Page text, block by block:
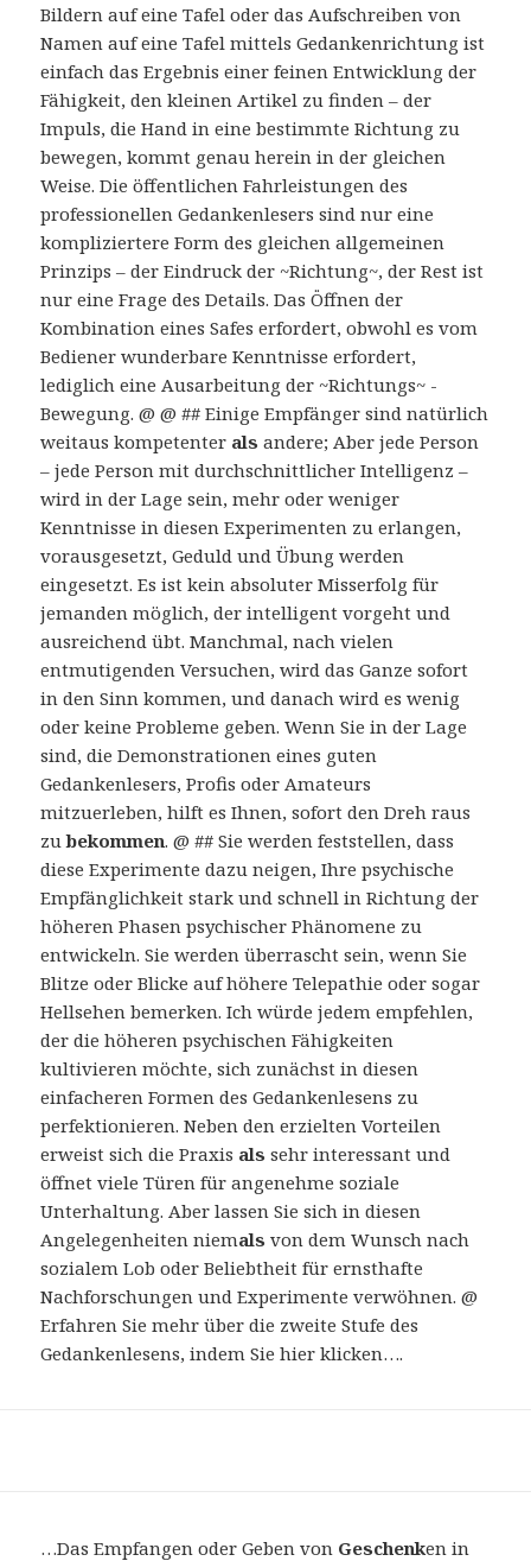
Bildern auf eine Tafel oder das Aufschreiben von
Namen auf eine Tafel mittels Gedankenrichtung ist
einfach das Ergebnis einer feinen Entwicklung der
Fähigkeit, den kleinen Artikel zu finden – der
Impuls, die Hand in eine bestimmte Richtung zu
bewegen, kommt genau herein in der gleichen
Weise. Die öffentlichen Fahrleistungen des
professionellen Gedankenlesers sind nur eine
kompliziertere Form des gleichen allgemeinen
Prinzips – der Eindruck der ~Richtung~, der Rest ist
nur eine Frage des Details. Das Öffnen der
Kombination eines Safes erfordert, obwohl es vom
Bediener wunderbare Kenntnisse erfordert,
lediglich eine Ausarbeitung der ~Richtungs~ -
Bewegung. @ @ ## Einige Empfänger sind natürlich
weitaus kompetenter als andere; Aber jede Person
– jede Person mit durchschnittlicher Intelligenz –
wird in der Lage sein, mehr oder weniger
Kenntnisse in diesen Experimenten zu erlangen,
vorausgesetzt, Geduld und Übung werden
eingesetzt. Es ist kein absoluter Misserfolg für
jemanden möglich, der intelligent vorgeht und
ausreichend übt. Manchmal, nach vielen
entmutigenden Versuchen, wird das Ganze sofort
in den Sinn kommen, und danach wird es wenig
oder keine Probleme geben. Wenn Sie in der Lage
sind, die Demonstrationen eines guten
Gedankenlesers, Profis oder Amateurs
mitzuerleben, hilft es Ihnen, sofort den Dreh raus
zubekommen. @ ## Sie werden feststellen, dass
diese Experimente dazu neigen, Ihre psychische
Empfänglichkeit stark und schnell in Richtung der
höheren Phasen psychischer Phänomene zu
entwickeln. Sie werden überrascht sein, wenn Sie
Blitze oder Blicke auf höhere Telepathie oder sogar
Hellsehen bemerken. Ich würde jedem empfehlen,
der die höheren psychischen Fähigkeiten
kultivieren möchte, sich zunächst in diesen
einfacheren Formen des Gedankenlesens zu
perfektionieren. Neben den erzielten Vorteilen
erweist sich die Praxis als sehr interessant und
öffnet viele Türen für angenehme soziale
Unterhaltung. Aber lassen Sie sich in diesen
Angelegenheiten niemals von dem Wunsch nach
sozialem Lob oder Beliebtheit für ernsthafte
Nachforschungen und Experimente verwöhnen. @
Erfahren Sie mehr über die zweite Stufe des
Gedankenlesens, indem Sie hier klicken….
…Das Empfangen oder Geben von Geschenken in